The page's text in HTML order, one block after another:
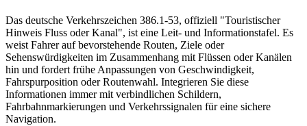
Das deutsche Verkehrszeichen 386.1-53, offiziell "Touristischer
Hinweis Fluss oder Kanal", ist eine Leit- und Informationstafel. Es
weist Fahrer auf bevorstehende Routen, Ziele oder
Sehenswürdigkeiten im Zusammenhang mit Flüssen oder Kanälen
hin und fordert frühe Anpassungen von Geschwindigkeit,
Fahrspurposition oder Routenwahl. Integrieren Sie diese
Informationen immer mit verbindlichen Schildern,
Fahrbahnmarkierungen und Verkehrssignalen für eine sichere
Navigation.